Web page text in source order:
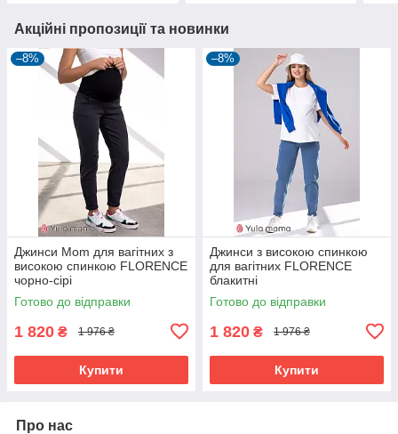
Акційні пропозиції та новинки
–8%
Джинси Mom для вагітних з
високою спинкою FLORENCE
чорно-сірі
Готово до відправки
1 820 ₴ 1 976 ₴
Купити
–8%
Джинси з високою спинкою
для вагітних FLORENCE
блакитні
Готово до відправки
1 820 ₴ 1 976 ₴
Купити
Про нас